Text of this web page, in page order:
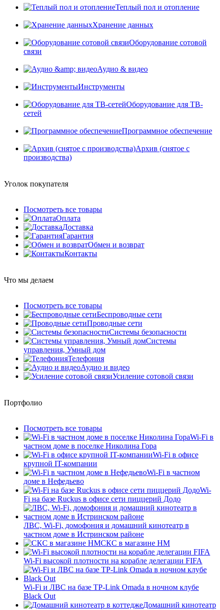
Теплый пол и отопление
Хранение данных
Оборудование сотовой
связи
Аудио & видео
Инструменты
Оборудование для ТВ-
сетей
Программное обеспечение
Архив (снятое с
производства)
Уголок покупателя
Посмотреть все товары
Оплата
Доставка
Гарантия
Обмен и возврат
Контакты
Что мы делаем
Посмотреть все товары
Беспроводные сети
Проводные сети
Системы безопасности
Системы
управления, Умный дом
Телефония
Аудио и видео
Усиление сотовой связи
Портфолио
Посмотреть все товары
Wi-Fi в
частном доме в поселке Николина Гора
Wi-Fi в офисе
крупной IT-компании
Wi-Fi в частном
доме в Нефедьево
Wi-
Fi на базе Ruckus в офисе сети пиццерий Додо
ЛВС, Wi-Fi, домофония и домашний кинотеатр в
частном доме в Истринском районе
СКС в магазине HM
Wi-Fi высокой плотности на корабле делегации FIFA
Wi-Fi и ЛВС на базе TP-Link Omada в ночном клубе
Black Out
Домашний кинотеатр